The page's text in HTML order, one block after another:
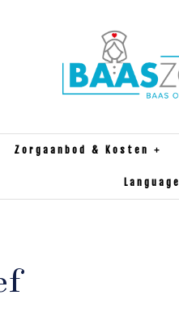
Zorgaanbod & Kosten
Language